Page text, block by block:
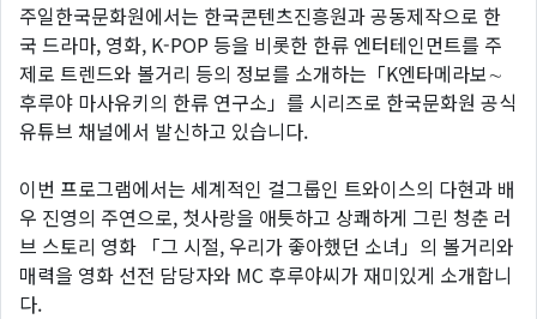
주일한국문화원에서는 한국콘텐츠진흥원과 공동제작으로 한
국 드라마, 영화, K-POP 등을 비롯한 한류 엔터테인먼트를 주
제로 트렌드와 볼거리 등의 정보를 소개하는「K엔타메라보∼
후루야 마사유키의 한류 연구소」를 시리즈로 한국문화원 공식
유튜브 채널에서 발신하고 있습니다.
이번 프로그램에서는 세계적인 걸그룹인 트와이스의 다현과 배
우 진영의 주연으로, 첫사랑을 애틋하고 상쾌하게 그린 청춘 러
브 스토리 영화 「그 시절, 우리가 좋아했던 소녀」의 볼거리와
매력을 영화 선전 담당자와 MC 후루야씨가 재미있게 소개합니
다.